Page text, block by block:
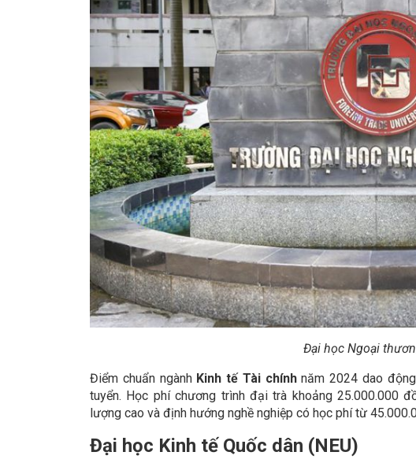
Đại học Ngoại
Điểm chuẩn ngành Kinh tế Tài chínhnăm 2024 dao
tuyển. Học phí chương trình đại trà khoảng 25.000.000
lượng cao và định hướng nghề nghiệp có học phí từ
Đại học Kinh tế Quốc dân (NEU)